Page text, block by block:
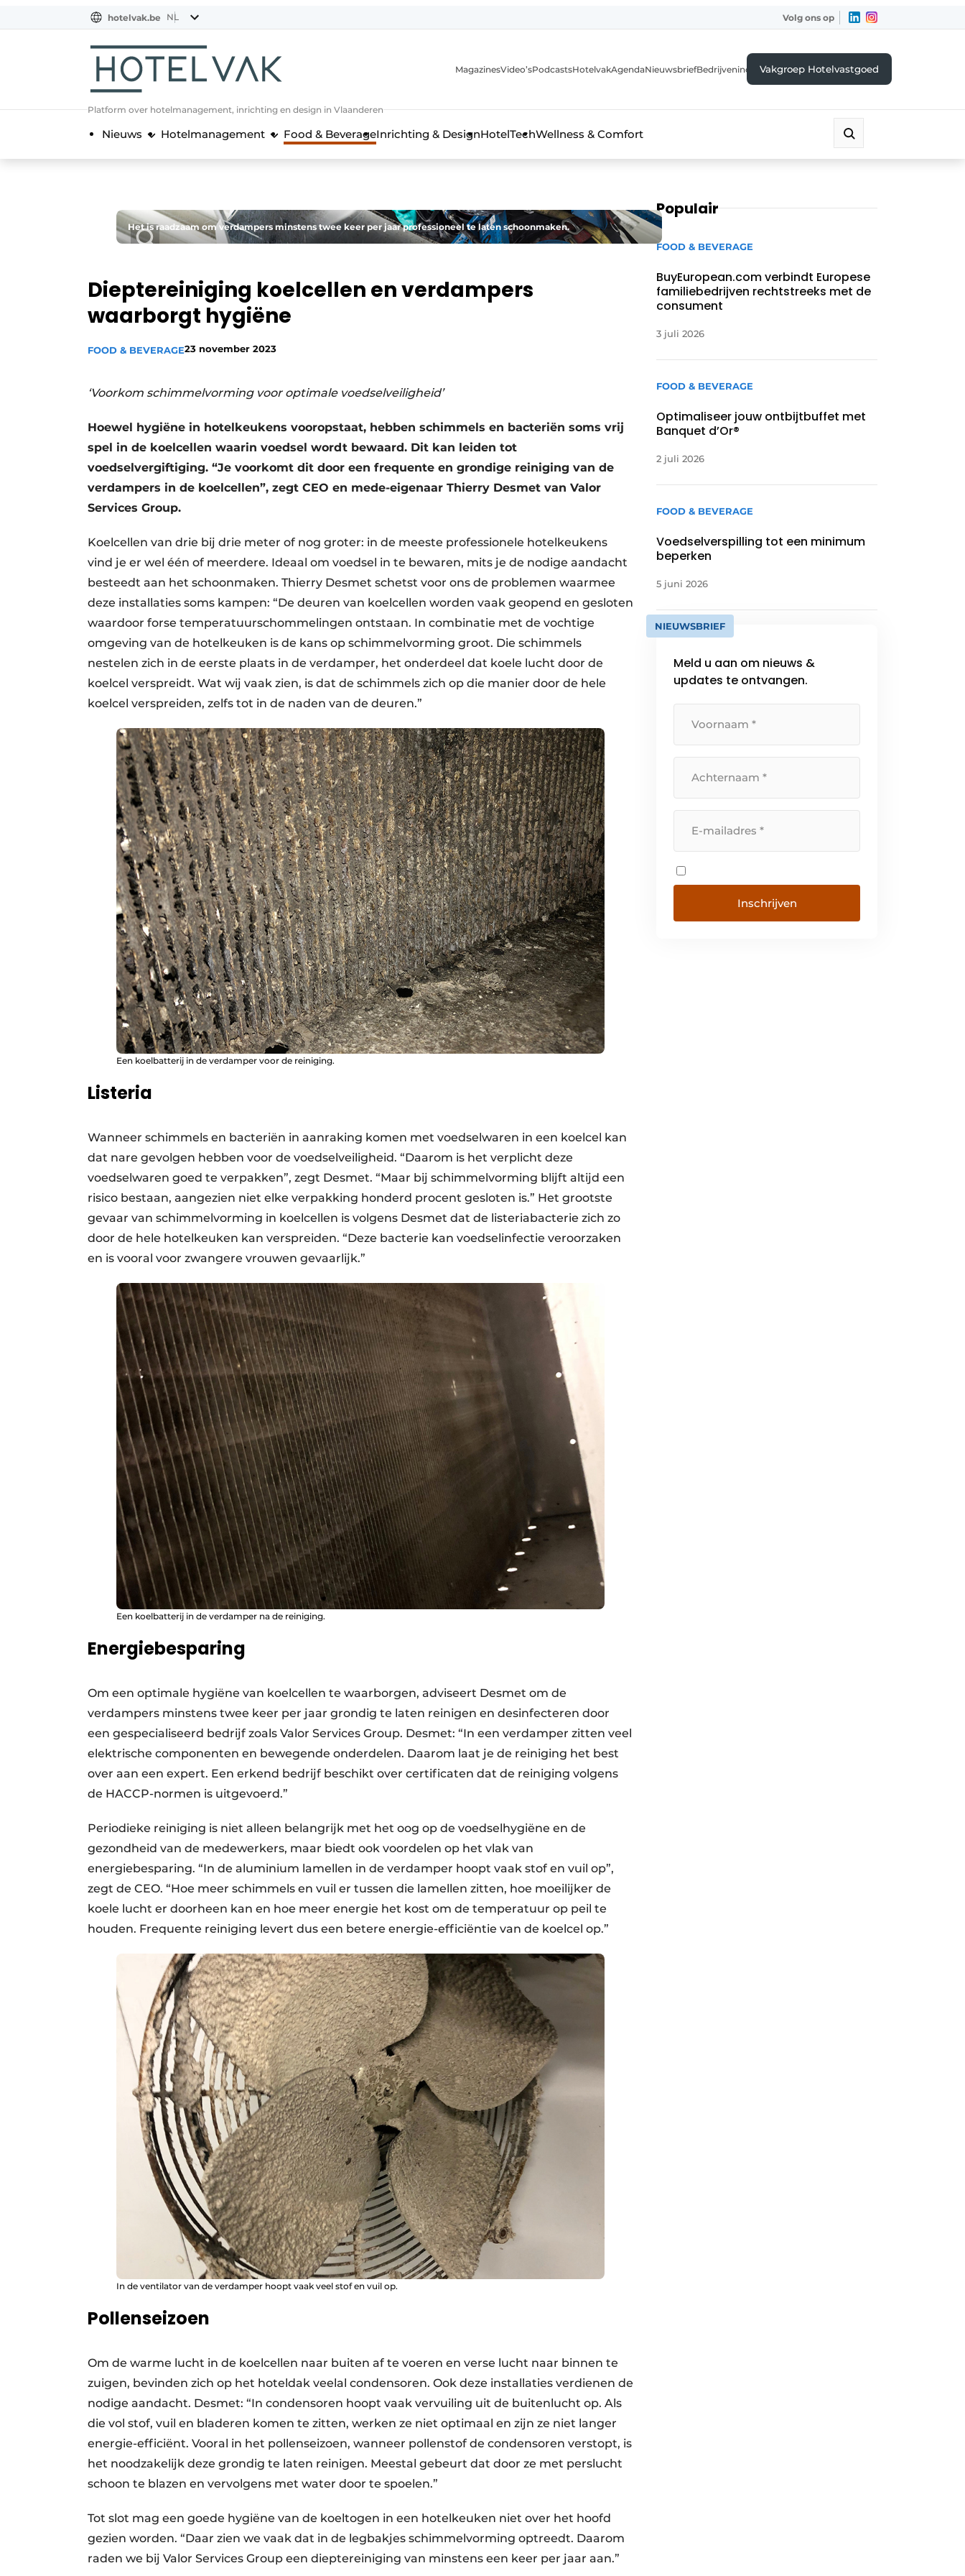
NL
EN
FR
hotelvak.be NL Volg ons op
Platform over hotelmanagement, inrichting en design in Vlaanderen
MagazinesVideo’sPodcastsHotelvakAgendaNieuwsbriefBedrijvenindexVakgroep Hotelvastgoed
Nieuws Hotelmanagement Food & BeverageInrichting & DesignHotelTechWellness & Comfort
Het is raadzaam om verdampers minstens twee keer per jaar professioneel te laten schoonmaken.
Dieptereiniging koelcellen en verdampers
waarborgt hygiëne
FOOD & BEVERAGE23 november 2023
‘Voorkom schimmelvorming voor optimale voedselveiligheid’
Hoewel hygiëne in hotelkeukens vooropstaat, hebben schimmels en bacteriën soms vrij
spel in de koelcellen waarin voedsel wordt bewaard. Dit kan leiden tot
voedselvergiftiging. “Je voorkomt dit door een frequente en grondige reiniging van de
verdampers in de koelcellen”, zegt CEO en mede-eigenaar Thierry Desmet van Valor
Services Group.
Koelcellen van drie bij drie meter of nog groter: in de meeste professionele hotelkeukens
vind je er wel één of meerdere. Ideaal om voedsel in te bewaren, mits je de nodige aandacht
besteedt aan het schoonmaken. Thierry Desmet schetst voor ons de problemen waarmee
deze installaties soms kampen: “De deuren van koelcellen worden vaak geopend en gesloten
waardoor forse temperatuurschommelingen ontstaan. In combinatie met de vochtige
omgeving van de hotelkeuken is de kans op schimmelvorming groot. Die schimmels
nestelen zich in de eerste plaats in de verdamper, het onderdeel dat koele lucht door de
koelcel verspreidt. Wat wij vaak zien, is dat de schimmels zich op die manier door de hele
koelcel verspreiden, zelfs tot in de naden van de deuren.”
Een koelbatterij in de verdamper voor de reiniging.
Listeria
Wanneer schimmels en bacteriën in aanraking komen met voedselwaren in een koelcel kan
dat nare gevolgen hebben voor de voedselveiligheid. “Daarom is het verplicht deze
voedselwaren goed te verpakken”, zegt Desmet. “Maar bij schimmelvorming blijft altijd een
risico bestaan, aangezien niet elke verpakking honderd procent gesloten is.” Het grootste
gevaar van schimmelvorming in koelcellen is volgens Desmet dat de listeriabacterie zich zo
door de hele hotelkeuken kan verspreiden. “Deze bacterie kan voedselinfectie veroorzaken
en is vooral voor zwangere vrouwen gevaarlijk.”
Een koelbatterij in de verdamper na de reiniging.
Energiebesparing
Om een optimale hygiëne van koelcellen te waarborgen, adviseert Desmet om de
verdampers minstens twee keer per jaar grondig te laten reinigen en desinfecteren door
een gespecialiseerd bedrijf zoals Valor Services Group. Desmet: “In een verdamper zitten veel
elektrische componenten en bewegende onderdelen. Daarom laat je de reiniging het best
over aan een expert. Een erkend bedrijf beschikt over certificaten dat de reiniging volgens
de HACCP-normen is uitgevoerd.”
Periodieke reiniging is niet alleen belangrijk met het oog op de voedselhygiëne en de
gezondheid van de medewerkers, maar biedt ook voordelen op het vlak van
energiebesparing. “In de aluminium lamellen in de verdamper hoopt vaak stof en vuil op”,
zegt de CEO. “Hoe meer schimmels en vuil er tussen die lamellen zitten, hoe moeilijker de
koele lucht er doorheen kan en hoe meer energie het kost om de temperatuur op peil te
houden. Frequente reiniging levert dus een betere energie-efficiëntie van de koelcel op.”
In de ventilator van de verdamper hoopt vaak veel stof en vuil op.
Pollenseizoen
Om de warme lucht in de koelcellen naar buiten af te voeren en verse lucht naar binnen te
zuigen, bevinden zich op het hoteldak veelal condensoren. Ook deze installaties verdienen de
nodige aandacht. Desmet: “In condensoren hoopt vaak vervuiling uit de buitenlucht op. Als
die vol stof, vuil en bladeren komen te zitten, werken ze niet optimaal en zijn ze niet langer
energie-efficiënt. Vooral in het pollenseizoen, wanneer pollenstof de condensoren verstopt, is
het noodzakelijk deze grondig te laten reinigen. Meestal gebeurt dat door ze met perslucht
schoon te blazen en vervolgens met water door te spoelen.”
Tot slot mag een goede hygiëne van de koeltogen in een hotelkeuken niet over het hoofd
gezien worden. “Daar zien we vaak dat in de legbakjes schimmelvorming optreedt. Daarom
raden we bij Valor Services Group een dieptereiniging van minstens een keer per jaar aan.”
Populair
FOOD & BEVERAGE
BuyEuropean.com verbindt Europese
familiebedrijven rechtstreeks met de
consument
3 juli 2026
FOOD & BEVERAGE
Optimaliseer jouw ontbijtbuffet met
Banquet d’Or®
2 juli 2026
FOOD & BEVERAGE
Voedselverspilling tot een minimum
beperken
5 juni 2026
NIEUWSBRIEF
Meld u aan om nieuws &
updates te ontvangen.